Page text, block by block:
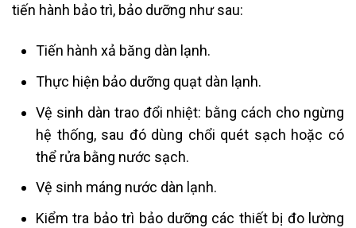
tiến hành bảo trì, bảo dưỡng như sau:
Tiến hành xả băng dàn lạnh.
Thực hiện bảo dưỡng quạt dàn lạnh.
Vệ sinh dàn trao đổi nhiệt: bằng cách cho ngừng
hệ thống, sau đó dùng chổi quét sạch hoặc có
thể rửa bằng nước sạch.
Vệ sinh máng nước dàn lạnh.
Kiểm tra bảo trì bảo dưỡng các thiết bị đo lường